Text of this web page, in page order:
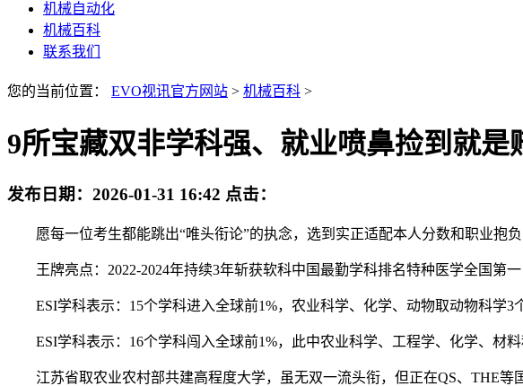
机械自动化
机械百科
联系我们
您的当前位置： EVO视讯官方网站 > 机械百科 >
9所宝藏双非学科强、就业喷鼻捡到就是
发布日期： 2026-01-31 16:42 点击：
愿每一位考生都能跳出“唯头衔论”的执念，选到实正适配本人分数和职业抱负
王牌亮点：2022-2024年持续3年斩获软科中国最勤学科排名特种医学全国第一
ESI学科表示：15个学科进入全球前1%，农业科学、化学、动物取动物科学3
ESI学科表示：16个学科闯入全球前1%，此中农业科学、工程学、化学、材
江苏省取农业农村部共建高程度大学，虽无双一流头衔，但正在QS、THE等